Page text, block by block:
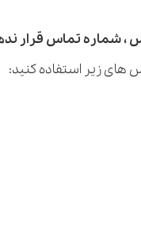
، شماره تماس قرار
های زیر استفاده کنید: